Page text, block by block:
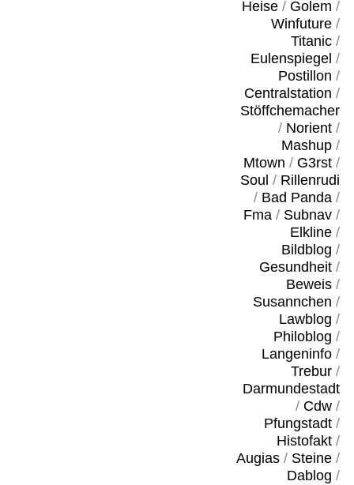
Heise/ Golem /
Winfuture/
Titanic/
Eulenspiegel /
Postillon /
Centralstation /
Stöffchemacher
/ Norient/
Mashup/
Mtown / G3rst/
Soul / Rillenrudi
/ Bad Panda/
Fma/ Subnav/
Elkline/
Bildblog /
Gesundheit/
Beweis/
Susannchen /
Lawblog /
Philoblog /
Langeninfo/
Trebur/
Darmundestadt
/ Cdw/
Pfungstadt/
Histofakt/
Augias/ Steine/
Dablog /